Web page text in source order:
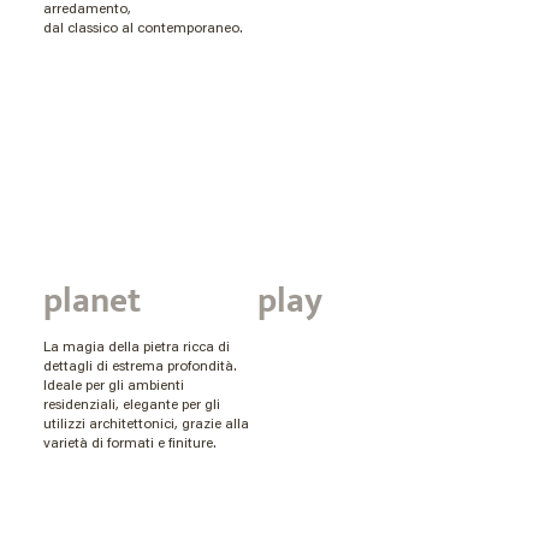
arredamento,
dal classico al contemporaneo.
La magia della pietra ricca di
dettagli di estrema profondità.
Ideale per gli ambienti
residenziali, elegante per gli
utilizzi architettonici, grazie alla
varietà di formati e finiture.
planet play